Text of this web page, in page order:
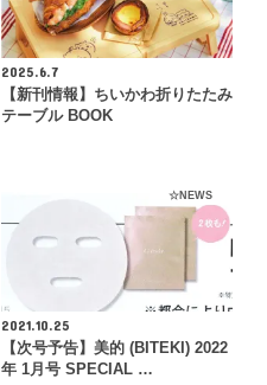
2025.6.7
【新刊情報】ちいかわ折りたたみ
テーブル BOOK
☆NEWS
2021.10.25
【次号予告】美的 (BITEKI) 2022
年 1月号 SPECIAL …